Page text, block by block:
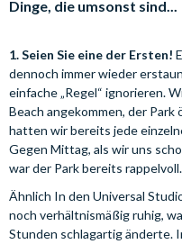
Dinge, die umsonst sind...
1. Seien Sie eine der Ersten!
dennoch immer wieder
einfache „Regel“ ignorieren.
Beach angekommen, der
hatten wir bereits jede
Gegen Mittag, als wir uns
war der Park bereits rappelvoll.
Ähnlich In den Universal
noch verhältnismäßig ruhig,
Stunden schlagartig änderte.